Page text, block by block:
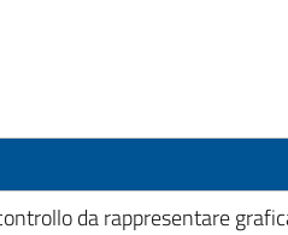
da rappresentare